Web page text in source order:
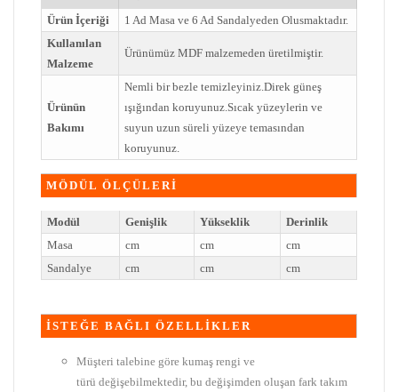
Ürün İçeriği
1 Ad Masa ve 6 Ad Sandalyeden Olusmaktadır.
Kullanılan
Malzeme
Ürünümüz MDF malzemeden üretilmiştir.
Ürünün
Bakımı
Nemli bir bezle temizleyiniz.Direk güneş
ışığından koruyunuz.Sıcak yüzeylerin ve
suyun uzun süreli yüzeye temasından
koruyunuz.
MÖDÜL ÖLÇÜLERİ
Modül Genişlik Yükseklik
Derinlik
Masa
cm cm
cm
Sandalye
cm cm cm
İSTEĞE BAĞLI ÖZELLİKLER
Müşteri talebine göre kumaş rengi ve
türü değişebilmektedir, bu değişimden oluşan fark takım